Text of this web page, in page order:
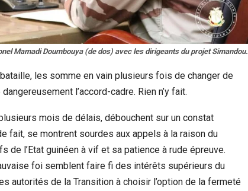
Mamadi Doumbouya (de dos) avec les dirigeants du projet Simandou.
les somme en vain plusieurs fois de changer de
l’accord-cadre. Rien n’y fait.
mois de délais, débouchent sur un constat
fait, se montrent sourdes aux appels à la raison du
de l’Etat guinéen à vif et sa patience à rude épreuve.
foi semblent faire fi des intérêts supérieurs du
autorités de la Transition à choisir l’option de la fermeté